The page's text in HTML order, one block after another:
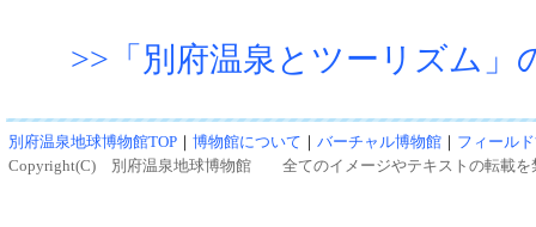
>>「別府温泉とツーリズム」
別府温泉地球博物館TOP ｜ 博物館について ｜ バーチャル博物館 ｜ フィール
Copyright(C) 別府温泉地球博物館 全てのイメージやテキストの転載を